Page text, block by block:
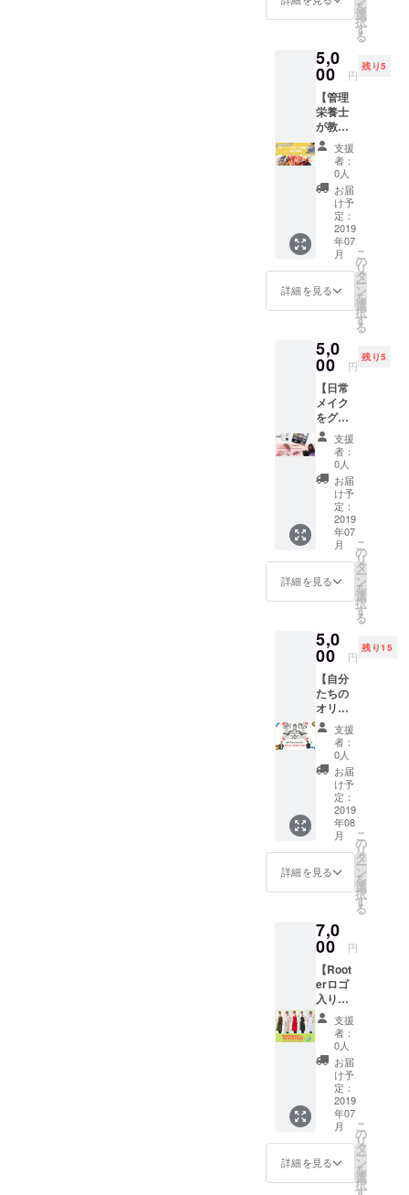
す。
それっ
ぽい感
しっか
りした
中身を
作成し
ます。
めちゃ
くちゃ
私が有
名にな
ること
があっ
たら
オーク
ション
で高値
で売れ
ます。
中
を
選
択
す
る
5,0
00 円
残り5
【管理
栄養士
が教え
る！お
いしい
くて美
しくて
健康に
なるお
料理教
室】 た
だの
「写真
映え」
「イン
スタ映
けでは
なく身
体に良
くて内
側から
美しく
なれ
る。 そ
んな料
理教室
を開催
いたし
ます！
教えて
くれる
のは病
院とい
する職
場で経
験を積
まれた
いろあ
いキッ
チン管
理栄養
士のな
かむら
さん。
今世の
中に出
回って
いる不
確かな
情報で
で学ば
れた リ
な”健
康”や”
内側か
らの
美”に対
する情
報も知
ること
ができ
る料理
教室で
す。 身
る材料
で、簡
支援
者：
0人
お届
け予
定：
2019
年07
月
詳細を見る
こ
の
リ
タ
ー
ン
を
選
択
す
る
5,0
00 円
残り5
【日常
メイク
をグ
レード
アッ
プ！自
分に合
う眉メ
イク講
座】 女
性が外
に出る
ときに
欠かせ
ない、
「化
会社に
行くと
き、遊
びに行
くと
き。義
務的に
やらな
ければ
いけな
く、
「あ～
めんど
くさ
い！」
という
気持ち
よね。
そんな
面倒く
さいメ
イク
を、ど
うせ同
じ時間
かけて
やるな
ら 周り
からの
評価が
上がっ
てくれ
た方が
嬉し
支援
者：
0人
お届
け予
定：
2019
年07
月
詳細を見る
こ
の
リ
タ
ー
ン
を
選
択
す
る
5,0
00 円
残り15
【自分
たちの
オリジ
ナル
ゲーム
制作が
でき
る！ア
ナログ
ゲーム
LABO
の頃、
「自分
たちだ
けルー
ゲーム
を作っ
たり、
使った
りして
遊んだ
ことは
ありま
せん
か？自
分たち
だけの
ルー
ルって
なんだ
か特別
で ワク
支援
者：
0人
お届
け予
定：
2019
年08
月
詳細を見る
こ
の
リ
タ
ー
ン
を
選
択
す
る
7,0
00 円
【Root
erロゴ
入り
オリジ
ナルエ
プロン
（特典
き）】
Rooter
のロゴ
が入っ
たお
しゃれ
なオリ
ジナル
支援
者：
0人
お届
け予
定：
2019
年07
月
詳細を見る
こ
の
リ
タ
ー
ン
を
選
択
す